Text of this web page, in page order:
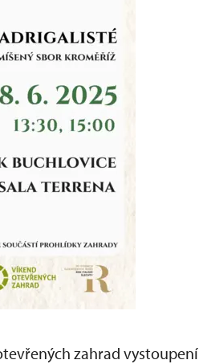
zahrad vystoupení